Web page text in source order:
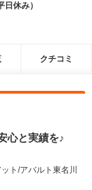
休み）
クチコミ
心と実績を♪
ト/アバルト東名川